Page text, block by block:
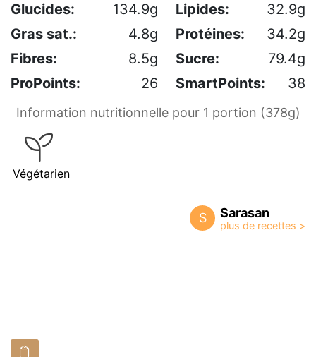
Glucides: 134.9g Lipides:
32.9g
Gras sat.:
4.8g Protéines:
34.2g
Fibres:
8.5g Sucre:
79.4g
ProPoints:
26 SmartPoints: 38
Information nutritionnelle pour 1 portion (378g)
Végétarien
S Sarasan